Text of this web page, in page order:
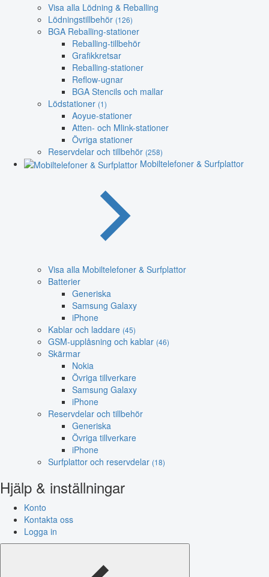
Visa alla Lödning & Reballing
Lödningstillbehör (126)
BGA Reballing-stationer
Reballing-tillbehör
Grafikkretsar
Reballing-stationer
Reflow-ugnar
BGA Stencils och mallar
Lödstationer (1)
Aoyue-stationer
Atten- och Mlink-stationer
Övriga stationer
Reservdelar och tillbehör (258)
Mobiltelefoner & Surfplattor
Visa alla Mobiltelefoner & Surfplattor
Batterier
Generiska
Samsung Galaxy
iPhone
Kablar och laddare (45)
GSM-upplåsning och kablar (46)
Skärmar
Nokia
Övriga tillverkare
Samsung Galaxy
iPhone
Reservdelar och tillbehör
Generiska
Övriga tillverkare
iPhone
Surfplattor och reservdelar (18)
Hjälp & inställningar
Konto
Kontakta oss
Logga in